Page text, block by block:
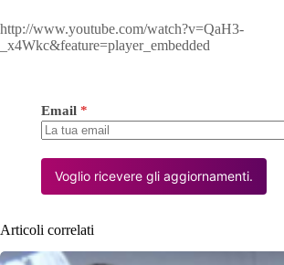
http://www.youtube.com/watch?v=QaH3-
_x4Wkc&feature=player_embedded
Email *
Voglio ricevere gli aggiornamenti.
Articoli correlati